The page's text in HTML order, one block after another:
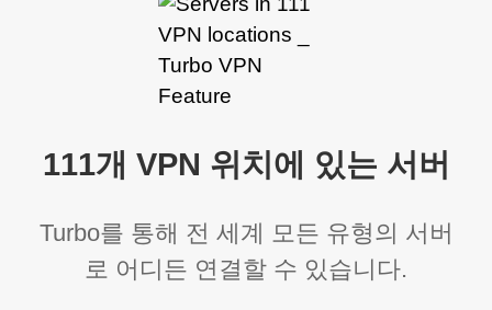
111개 VPN 위치에 있는 서버
Turbo를 통해 전 세계 모든 유형의 서버
로 어디든 연결할 수 있습니다.